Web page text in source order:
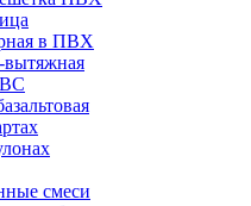
в ПВХ
вытяжная
смеси